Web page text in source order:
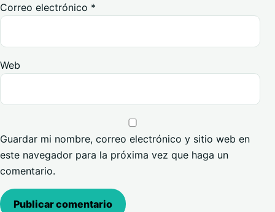
Correo electrónico *
Web
Guardar mi nombre, correo electrónico y sitio web en
este navegador para la próxima vez que haga un
comentario.